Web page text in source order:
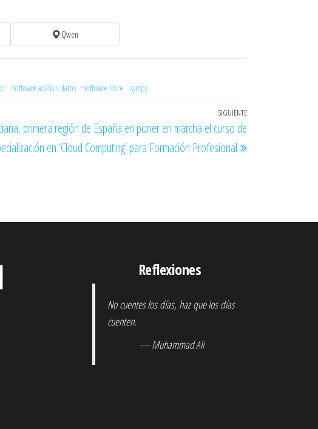
Qwen
software análisis datos software libre sympy
Entrada
SIGUIENTE
primera región de España en poner en marcha el curso de
en ‘Cloud Computing’ para Formación Profesional
Reflexiones
No cuentes los días, haz que los días
cuenten.
— Muhammad Ali